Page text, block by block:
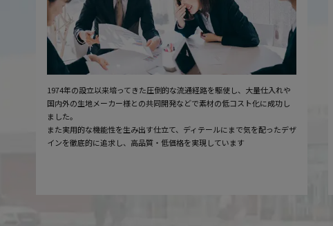
1974年の設立以来培ってきた圧倒的な流通経路を駆使し、大量仕入れや
国内外の生地メーカー様との共同開発などで素材の低コスト化に成功し
ました。
また実用的な機能性を生み出す仕立て、ディテールにまで気を配ったデザ
インを徹底的に追求し、高品質・低価格を実現しています